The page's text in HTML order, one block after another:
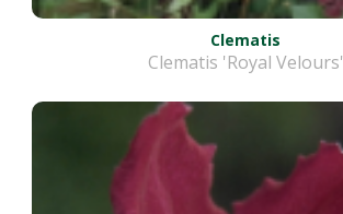
Clematis
Clematis 'Royal Velours'